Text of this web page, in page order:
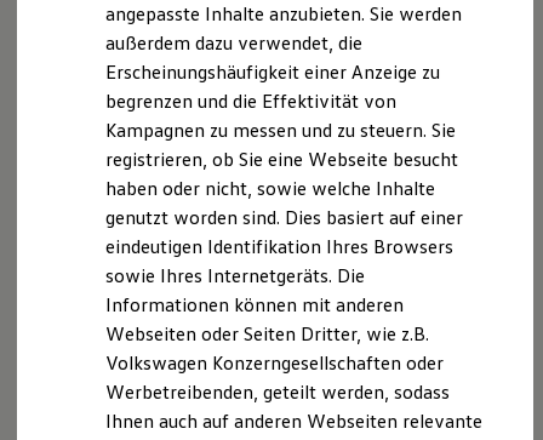
XTL-Dieselkraftstoff
Ersatzteile und Betriebsflüssigkeiten
Original Zubehör und Lifestyle Produkte
myVolkswagen
myVolkswagen Business
Elektrisch & Autonom
Elektro - & Hybridfahrzeuge
Unser Ansatz
Klimafreundlicher Strom
Reichweite & Ladelösungen
Reichweitensimulator
Ladezeitensimulator
Ladelösungen für Privatkunden
Ladelösungen für Gewerbekunden
Wallbox und Ladekabel
Förderung & Kosten der Elektrofahrzeuge
Fördermöglichkeiten für Privatkunden
Fördermöglichkeiten für Gewerbekunden
Drittlandübertragung in die USA nicht ausgeschlossen
werden. Es wurden aktuelle EU-
Standardvertragsklauseln abgeschlossen, die hier
abgerufen werden können:https://eur-
lex.europa.eu/legal-content/de/TXT/?
uri=CELEX%3A32021D0914. Weitere Infos dazu
https://www.volkswagen.de/de/mehr/rechtliches/dat
enschutz.html
Kontaktformular
angepasste Inhalte anzubieten. Sie werden
außerdem dazu verwendet, die
Erscheinungshäufigkeit einer Anzeige zu
begrenzen und die Effektivität von
Kampagnen zu messen und zu steuern. Sie
registrieren, ob Sie eine Webseite besucht
haben oder nicht, sowie welche Inhalte
genutzt worden sind. Dies basiert auf einer
eindeutigen Identifikation Ihres Browsers
sowie Ihres Internetgeräts. Die
Informationen können mit anderen
Webseiten oder Seiten Dritter, wie z.B.
Volkswagen Konzerngesellschaften oder
Werbetreibenden, geteilt werden, sodass
Ihnen auch auf anderen Webseiten relevante